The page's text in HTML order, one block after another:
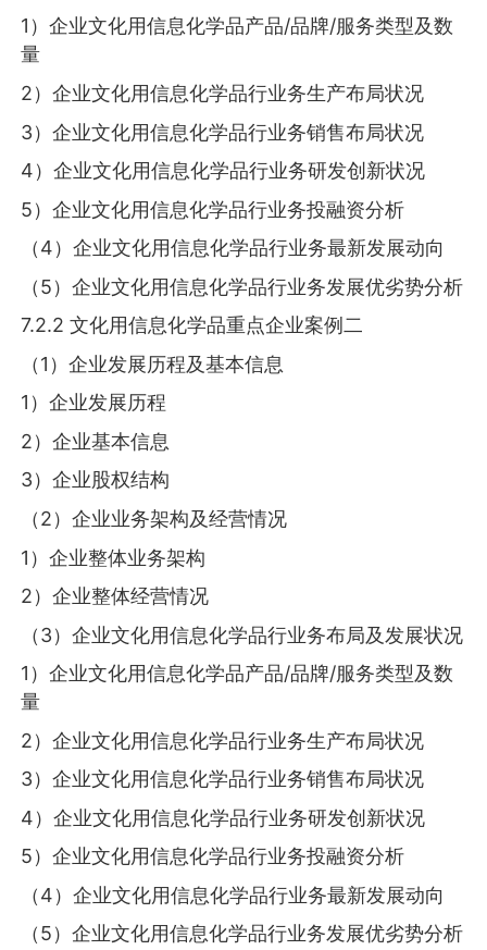
1）企业文化用信息化学品产品/品牌/服务类型及数
量
2）企业文化用信息化学品行业务生产布局状况
3）企业文化用信息化学品行业务销售布局状况
4）企业文化用信息化学品行业务研发创新状况
5）企业文化用信息化学品行业务投融资分析
（4）企业文化用信息化学品行业务最新发展动向
（5）企业文化用信息化学品行业务发展优劣势分析
7.2.2 文化用信息化学品重点企业案例二
（1）企业发展历程及基本信息
1）企业发展历程
2）企业基本信息
3）企业股权结构
（2）企业业务架构及经营情况
1）企业整体业务架构
2）企业整体经营情况
（3）企业文化用信息化学品行业务布局及发展状况
1）企业文化用信息化学品产品/品牌/服务类型及数
量
2）企业文化用信息化学品行业务生产布局状况
3）企业文化用信息化学品行业务销售布局状况
4）企业文化用信息化学品行业务研发创新状况
5）企业文化用信息化学品行业务投融资分析
（4）企业文化用信息化学品行业务最新发展动向
（5）企业文化用信息化学品行业务发展优劣势分析